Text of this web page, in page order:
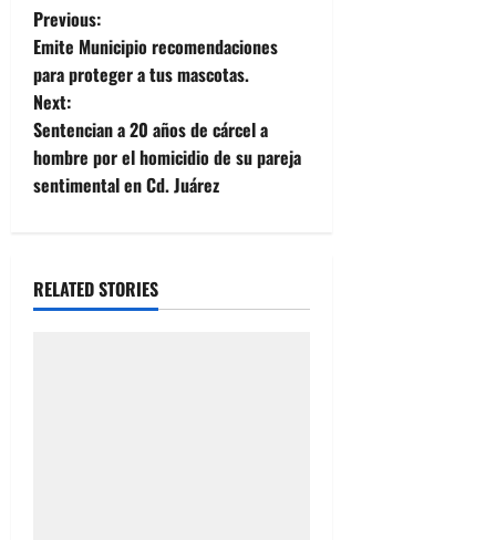
P
o
s
t
v
Previous:
Emite Municipio recomendaciones
para proteger a tus mascotas.
Next:
Sentencian a 20 años de cárcel a
hombre por el homicidio de su pareja
sentimental en Cd. Juárez
RELATED STORIES